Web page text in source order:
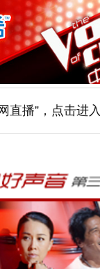
直播”，点击进入